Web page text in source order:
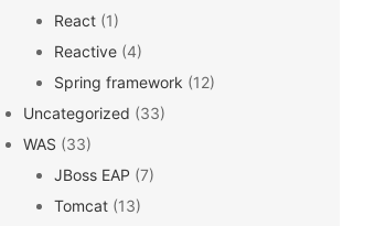
React (1)
Reactive (4)
Spring framework (12)
Uncategorized (33)
WAS (33)
JBoss EAP (7)
Tomcat (13)